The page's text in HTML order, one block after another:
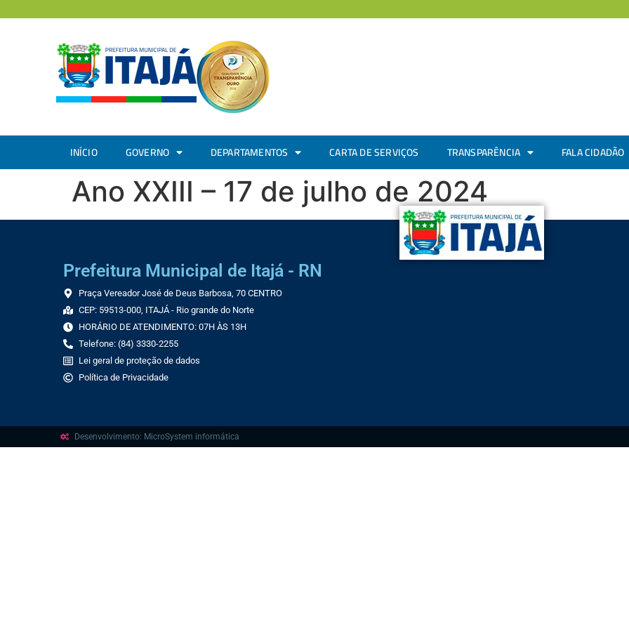
INÍCIO GOVERNO DEPARTAMENTOS CARTA DE SERVIÇOS TRANSPARÊNCIA FALA CIDADÃO
Ano XXIII – 17 de julho de 2024
Prefeitura Municipal de Itajá - RN
Praça Vereador José de Deus Barbosa, 70 CENTRO
CEP: 59513-000, ITAJÁ - Rio grande do Norte
HORÁRIO DE ATENDIMENTO: 07H ÀS 13H
Telefone: (84) 3330-2255
Lei geral de proteção de dados
Política de Privacidade
Desenvolvimento: MicroSystem informática